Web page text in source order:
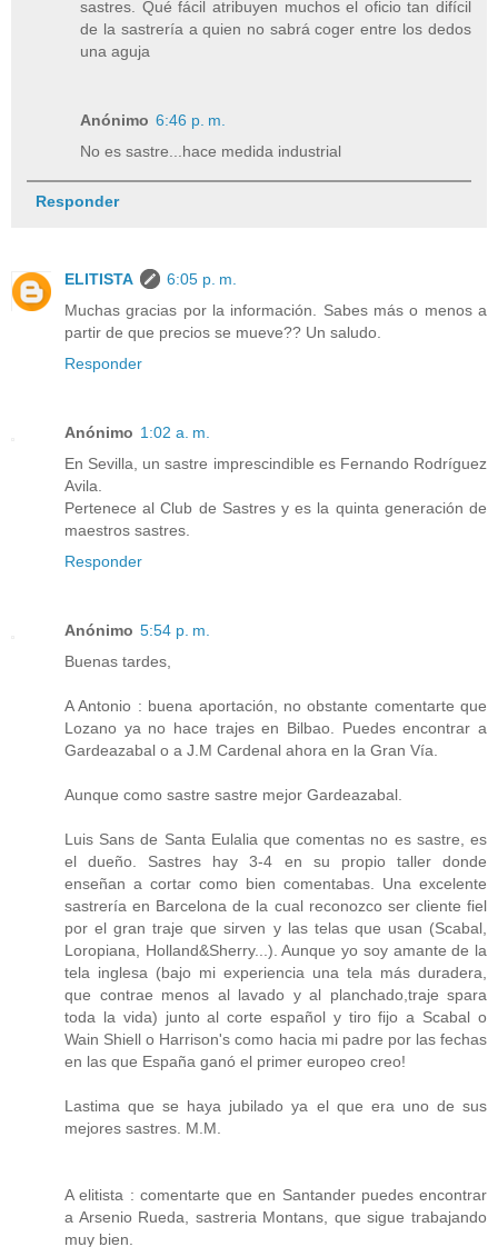
sastres. Qué fácil atribuyen muchos el oficio tan difícil
de la sastrería a quien no sabrá coger entre los dedos
una aguja
Anónimo 6:46 p. m.
No es sastre...hace medida industrial
Responder
ELITISTA
6:05 p. m.
Muchas gracias por la información. Sabes más o menos a
partir de que precios se mueve?? Un saludo.
Responder
Anónimo 1:02 a. m.
En Sevilla, un sastre imprescindible es Fernando Rodríguez
Avila.
Pertenece al Club de Sastres y es la quinta generación de
maestros sastres.
Responder
Anónimo 5:54 p. m.
Buenas tardes,
A Antonio : buena aportación, no obstante comentarte que
Lozano ya no hace trajes en Bilbao. Puedes encontrar a
Gardeazabal o a J.M Cardenal ahora en la Gran Vía.
Aunque como sastre sastre mejor Gardeazabal.
Luis Sans de Santa Eulalia que comentas no es sastre, es
el dueño. Sastres hay 3-4 en su propio taller donde
enseñan a cortar como bien comentabas. Una excelente
sastrería en Barcelona de la cual reconozco ser cliente fiel
por el gran traje que sirven y las telas que usan (Scabal,
Loropiana, Holland&Sherry...). Aunque yo soy amante de la
tela inglesa (bajo mi experiencia una tela más duradera,
que contrae menos al lavado y al planchado,traje spara
toda la vida) junto al corte español y tiro fijo a Scabal o
Wain Shiell o Harrison's como hacia mi padre por las fechas
en las que España ganó el primer europeo creo!
Lastima que se haya jubilado ya el que era uno de sus
mejores sastres. M.M.
A elitista : comentarte que en Santander puedes encontrar
a Arsenio Rueda, sastreria Montans, que sigue trabajando
muy bien.